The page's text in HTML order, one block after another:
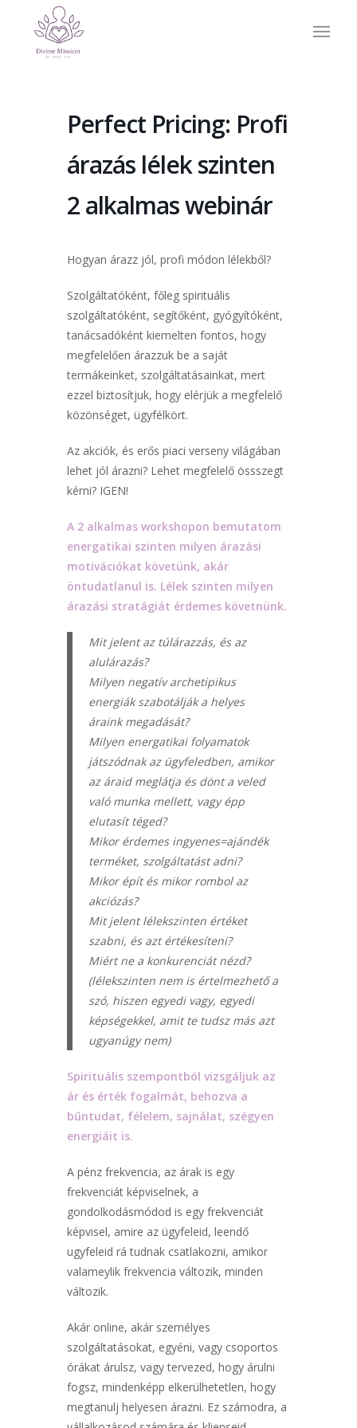
Perfect Pricing: Profi
árazás lélek szinten
2 alkalmas webinár
Hogyan árazz jól, profi módon lélekből?
Szolgáltatóként, főleg spirituális
szolgáltatóként, segítőként, gyógyítóként,
tanácsadóként kiemelten fontos, hogy
megfelelően árazzuk be a saját
termákeinket, szolgáltatásainkat, mert
ezzel biztosítjuk, hogy elérjük a megfelelő
közönséget, ügyfélkört.
Az akciók, és erős piaci verseny világában
lehet jól árazni? Lehet megfelelő össszegt
kérni? IGEN!
A 2 alkalmas workshopon bemutatom
energatikai szinten milyen árazási
motivációkat követünk, akár
öntudatlanul is. Lélek szinten milyen
árazási stratágiát érdemes követnünk.
Mit jelent az túlárazzás, és az
alulárazás?
Milyen negatív archetipikus
energiák szabotálják a helyes
áraink megadását?
Milyen energatikai folyamatok
játszódnak az ügyfeledben, amikor
az áraid meglátja és dönt a veled
való munka mellett, vagy épp
elutasít téged?
Mikor érdemes ingyenes=ajándék
terméket, szolgáltatást adni?
Mikor épít és mikor rombol az
akciózás?
Mit jelent lélekszinten értéket
szabni, és azt értékesíteni?
Miért ne a konkurenciát nézd?
(lélekszinten nem is értelmezhető a
szó, hiszen egyedi vagy, egyedi
képségekkel, amit te tudsz más azt
ugyanúgy nem)
Spirituális szempontból vizsgáljuk az
ár és érték fogalmát, behozva a
bűntudat, félelem, sajnálat, szégyen
energiáit is.
A pénz frekvencia, az árak is egy
frekvenciát képviselnek, a
gondolkodásmódod is egy frekvenciát
képvisel, amire az ügyfeleid, leendő
ugyfeleid rá tudnak csatlakozni, amikor
valameylik frekvencia változik, minden
változik.
Akár online, akár személyes
szolgáltatásokat, egyéni, vagy csoportos
órákat árulsz, vagy tervezed, hogy árulni
fogsz, mindenképp elkerülhetetlen, hogy
megtanulj helyesen árazni. Ez számodra, a